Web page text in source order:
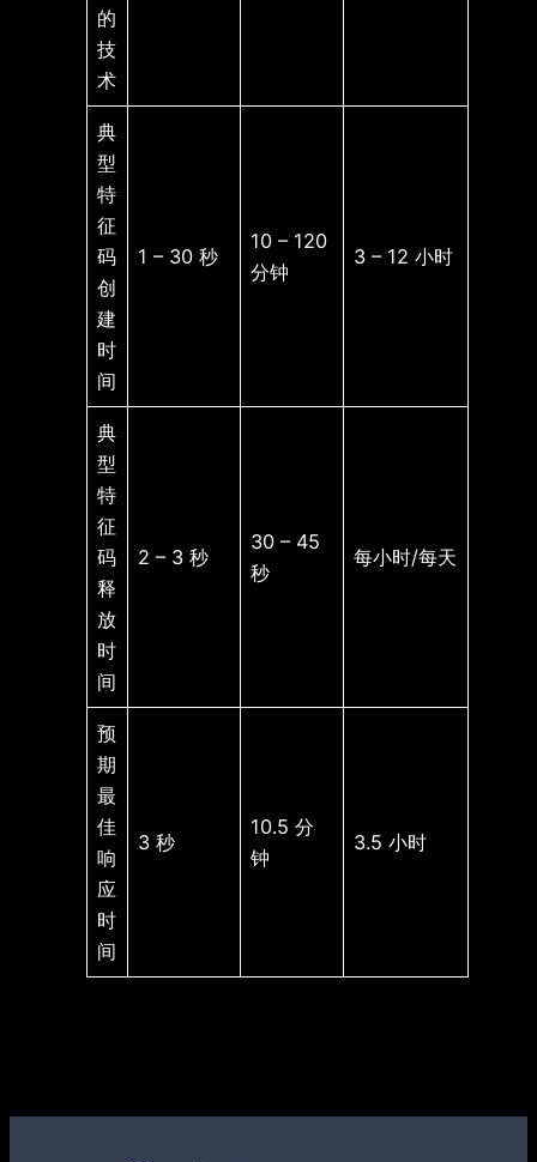
的
技
术
典
型
特
征
码
创
建
时
间
1 – 30 秒
10 – 120
分钟
3 – 12 小时
典
型
特
征
码
释
放
时
间
2 – 3 秒
30 – 45
秒
每小时/每天
预
期
最
佳
响
应
时
间
3 秒
10.5 分
钟
3.5 小时